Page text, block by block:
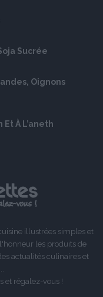
Sucrée
Oignons
À L’aneth
illustrées simples et
les produits de
actualités culinaires et
et régalez-vous !